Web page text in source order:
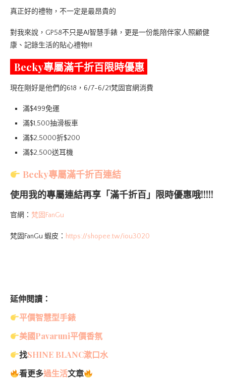
真正好的禮物，不一定是最昂貴的
對我來說，GP58不只是AI智慧手錶，更是一份能陪伴家人照顧健
康、記錄生活的貼心禮物!!!
Becky專屬滿千折百限時優惠
現在剛好是他們的618，6/7-6/21梵固官網消費
滿$499免運
滿$1,500抽滑板車
滿$2,5000折$200
滿$2,500送耳機
Becky專屬滿千折百連結
使用我的專屬連結再享「滿千折百」限時優惠哦!!!!!
官網： 梵固FanGu
梵固FanGu 蝦皮： https://shopee.tw/iou3020
延伸閱讀：
平價智慧型手錶
美國Pavaruni平價香氛
找SHINE BLANC漱口水
看更多過生活文章